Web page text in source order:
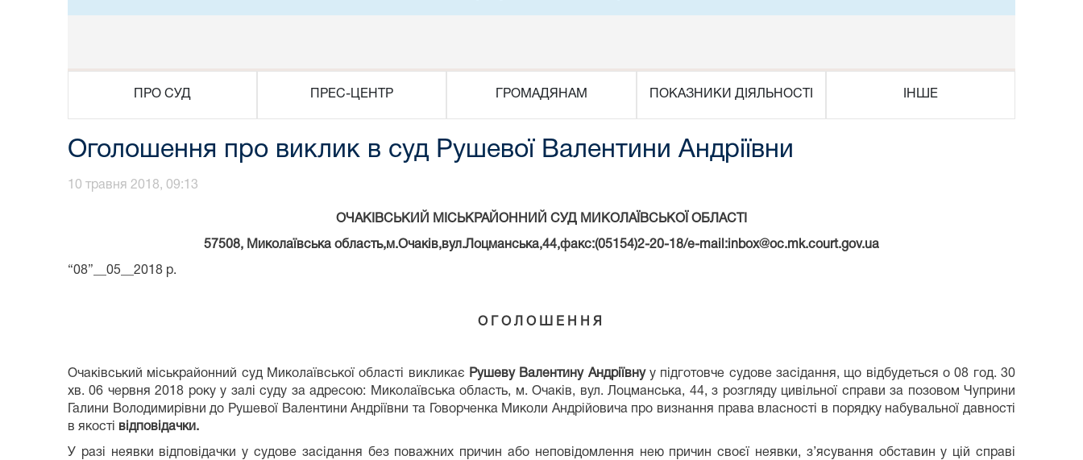
ПРО СУД ПРЕС-ЦЕНТР ГРОМАДЯНАМ ПОКАЗНИКИ ДІЯЛЬНОСТІ ІНШЕ
Оголошення про виклик в суд Рушевої Валентини Андріївни
10 травня 2018, 09:13
ОЧАКІВСЬКИЙ МІСЬКРАЙОННИЙ СУД МИКОЛАЇВСЬКОЇ ОБЛАСТІ
57508, Миколаївська область,м.Очаків,вул.Лоцманська,44,факс:(05154)2-20-18/e-mail:inbox@oc.mk.court.gov.ua
“08”__05__2018 р.
О Г О Л О Ш Е Н Н Я
Очаківський міськрайонний суд Миколаївської області викликає Рушеву Валентину Андріївнуу підготовче судове засідання, що відбудеться о 08 год. 30
хв. 06 червня 2018 року у залі суду за адресою: Миколаївська область, м. Очаків, вул. Лоцманська, 44, з розгляду цивільної справи за позовом Чуприни
Галини Володимирівни до Рушевої Валентини Андріївни та Говорченка Миколи Андрійовича про визнання права власності в порядку набувальної давності
в якості відповідачки.
У разі неявки відповідачки у судове засідання без поважних причин або неповідомлення нею причин своєї неявки, з’ясування обставин у цій справі